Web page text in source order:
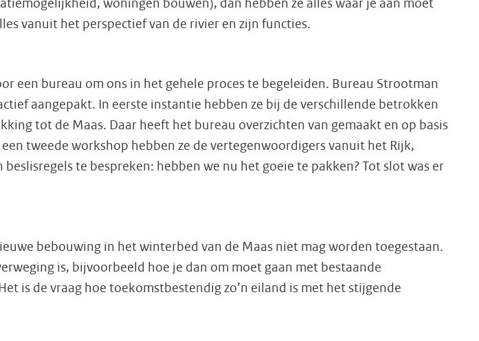
woningen bouwen), dan hebben ze alles waar je aan moet
vanuit het perspectief van de rivier en zijn functies.
een bureau om ons in het gehele proces te begeleiden. Bureau Strootman
aangepakt. In eerste instantie hebben ze bij de verschillende betrokken
tot de Maas. Daar heeft het bureau overzichten van gemaakt en op basis
tweede workshop hebben ze de vertegenwoordigers vanuit het Rijk,
te bespreken: hebben we nu het goeie te pakken? Tot slot was er
bebouwing in het winterbed van de Maas niet mag worden toegestaan.
is, bijvoorbeeld hoe je dan om moet gaan met bestaande
is de vraag hoe toekomstbestendig zo’n eiland is met het stijgende